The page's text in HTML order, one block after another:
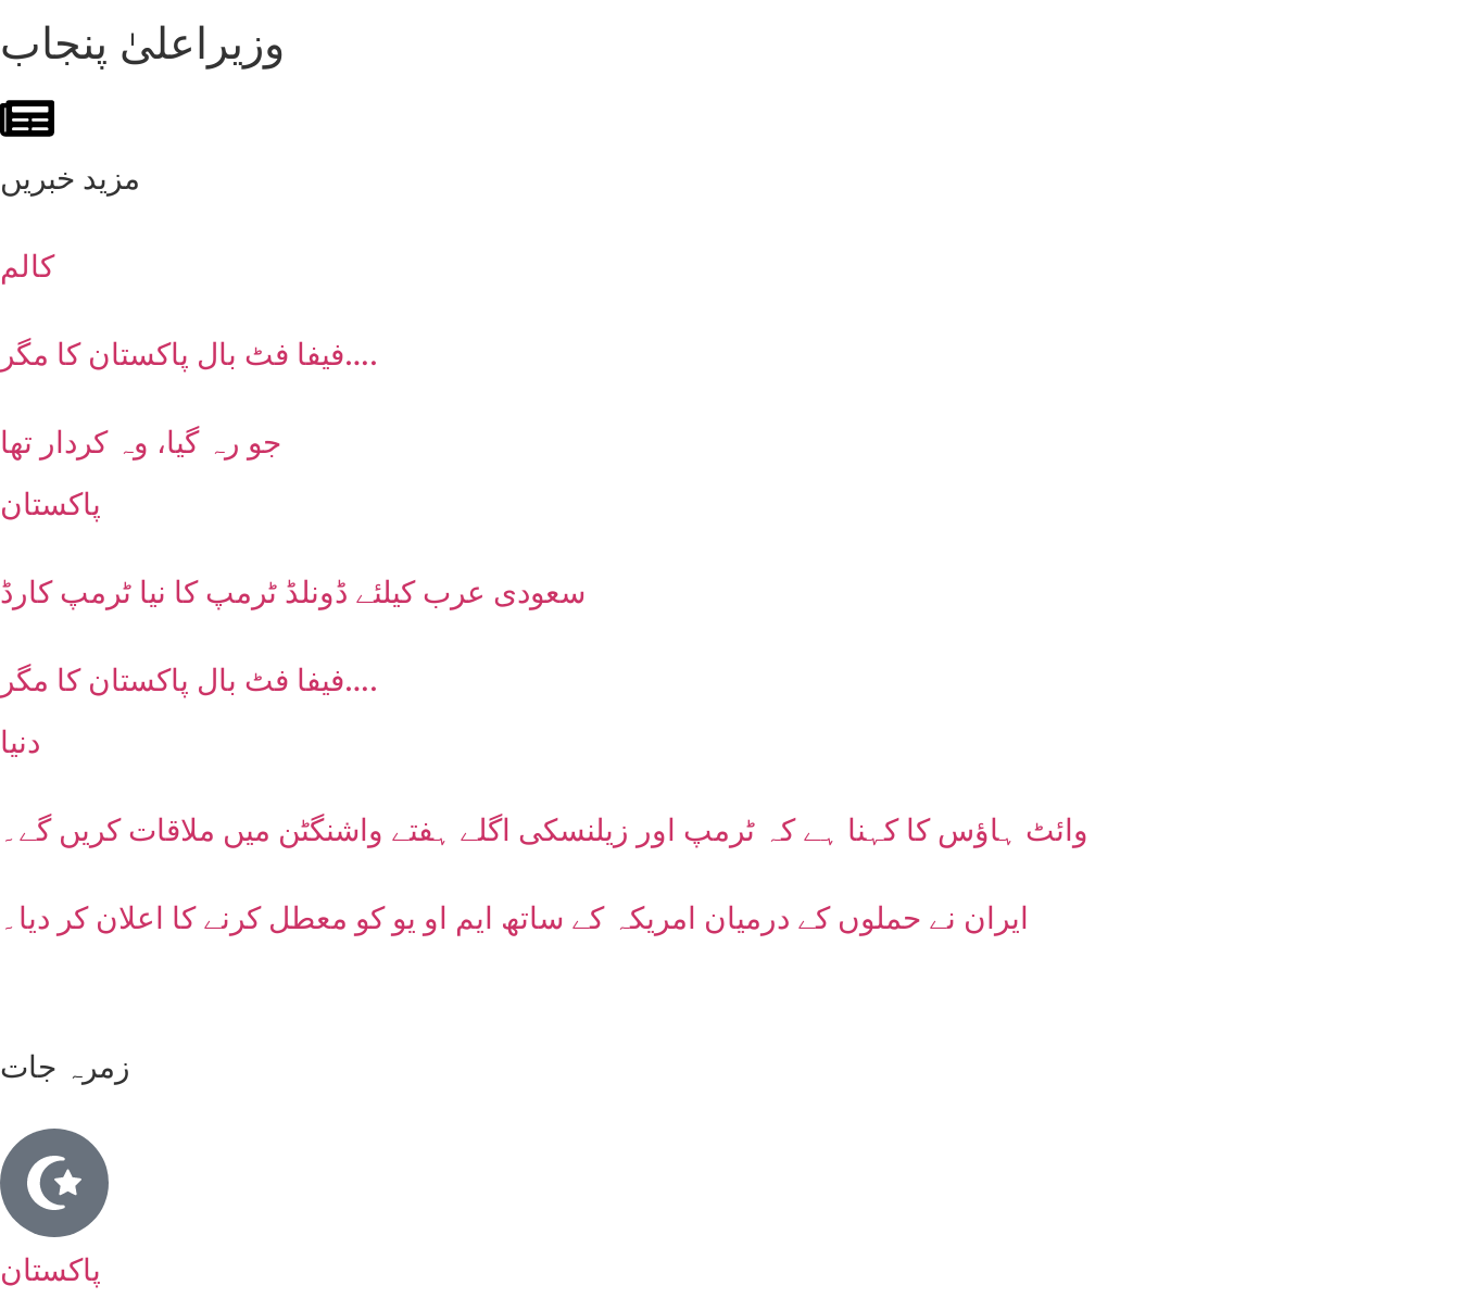
وزیراعلیٰ پنجاب
مزید خبریں
کالم
فیفا فٹ بال پاکستان کا مگر….
جو رہ گیا، وہ کردار تھا
پاکستان
سعودی عرب کیلئے ڈونلڈ ٹرمپ کا نیا ٹرمپ کارڈ
فیفا فٹ بال پاکستان کا مگر….
دنیا
وائٹ ہاؤس کا کہنا ہے کہ ٹرمپ اور زیلنسکی اگلے ہفتے واشنگٹن میں ملاقات کریں گے۔
ایران نے حملوں کے درمیان امریکہ کے ساتھ ایم او یو کو معطل کرنے کا اعلان کر دیا۔
زمرہ جات
پاکستان